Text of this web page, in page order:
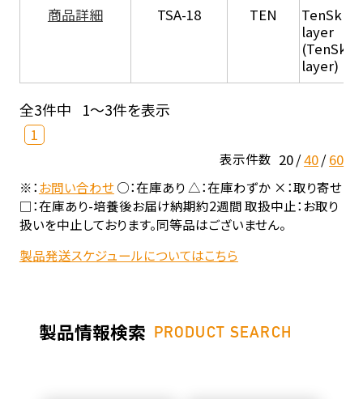
商品詳細
TSA-18 TEN
TenSkin
layer
(TenSkin
layer)
全3件中 1～3件を表示
1
表示件数 20 40 60
※：お問い合わせ○：在庫あり △：在庫わずか ×：取り寄せ
□：在庫あり-培養後お届け納期約2週間 取扱中止：お取り
扱いを中止しております。同等品はございません。
製品発送スケジュールについてはこちら
製品情報検索 PRODUCT SEARCH